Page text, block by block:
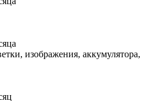
изображения, аккумулятора,